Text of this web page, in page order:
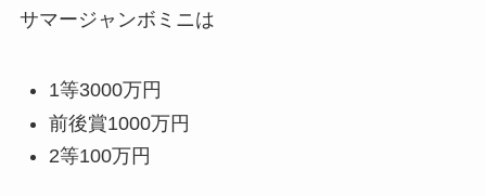
サマージャンボミニは
1等3000万円
前後賞1000万円
2等100万円